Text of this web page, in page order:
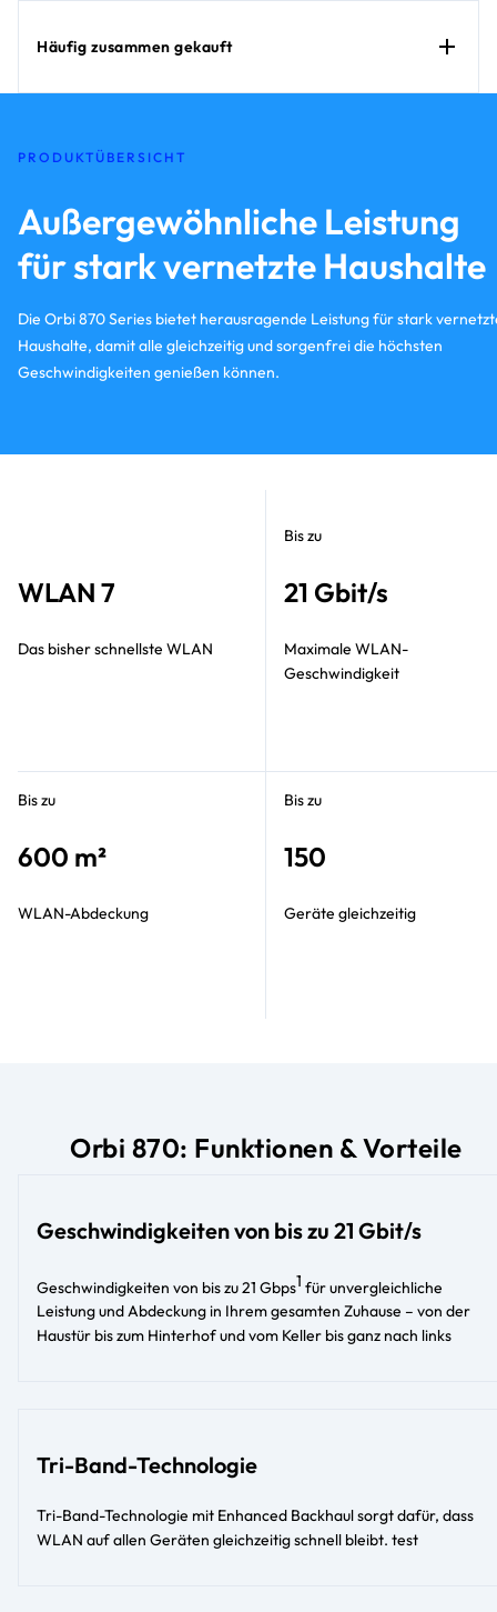
Häufig zusammen gekauft
PRODUKTÜBERSICHT
Außergewöhnliche Leistung
für stark vernetzte Haushalte
Die Orbi 870 Series bietet herausragende Leistung für stark
Haushalte, damit alle gleichzeitig und sorgenfrei die höchsten
Geschwindigkeiten genießen können.
WLAN 7
Das bisher schnellste WLAN
Bis zu
21 Gbit/s
Maximale WLAN-
Geschwindigkeit
Bis zu
600 m²
WLAN-Abdeckung
Bis zu
150
Geräte gleichzeitig
Orbi 870: Funktionen & Vorteile
Geschwindigkeiten von bis zu 21 Gbit/s
Geschwindigkeiten von bis zu 21 Gbps1 für unvergleichliche
Leistung und Abdeckung in Ihrem gesamten Zuhause – von der
Haustür bis zum Hinterhof und vom Keller bis ganz nach links​
Tri-Band-Technologie
Tri-Band-Technologie mit Enhanced Backhaul sorgt dafür, dass
WLAN auf allen Geräten gleichzeitig schnell bleibt. test